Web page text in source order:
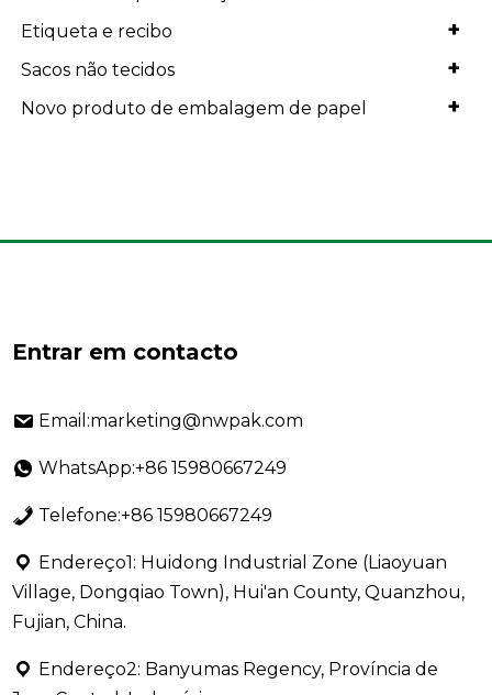
+
Etiqueta e recibo
+
Sacos não tecidos
+
Novo produto de embalagem de papel
Entrar em contacto
Email:marketing@nwpak.com
WhatsApp:+86 15980667249
Telefone:+86 15980667249
Endereço1: Huidong Industrial Zone (Liaoyuan
Village, Dongqiao Town), Hui'an County, Quanzhou,
Fujian, China.
Endereço2: Banyumas Regency, Província de